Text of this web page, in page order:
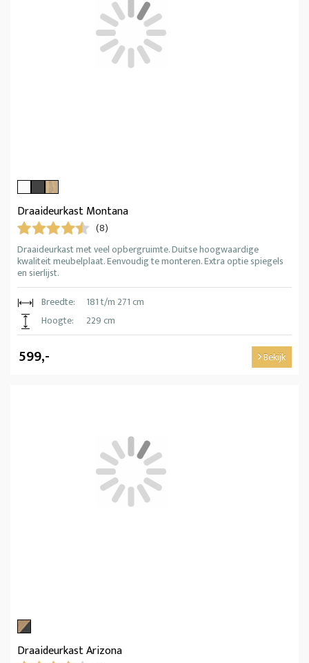
Draaideurkast Montana
(8)
Draaideurkast met veel opbergruimte. Duitse hoogwaardige
kwaliteit meubelplaat. Eenvoudig te monteren. Extra optie spiegels
en sierlijst.
Breedte:
181 t/m 271 cm
Hoogte:
229 cm
599,- Bekijk
Draaideurkast Arizona